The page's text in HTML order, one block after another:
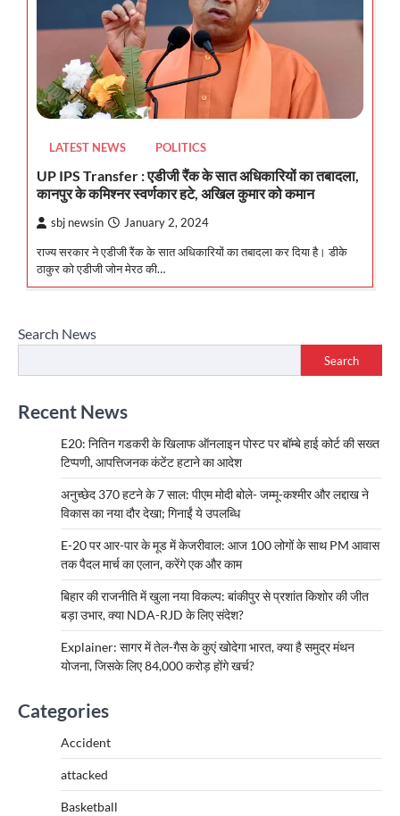
LATEST NEWS POLITICS
UP IPS Transfer : एडीजी रैंक के सात अधिकारियों का तबादला,
कानपुर के कमिश्नर स्वर्णकार हटे, अखिल कुमार को कमान
sbj newsin January 2, 2024
राज्य सरकार ने एडीजी रैंक के सात अधिकारियों का तबादला कर दिया है। डीके
ठाकुर को एडीजी जोन मेरठ की…
Search News
Search
Recent News
E20: नितिन गडकरी के खिलाफ ऑनलाइन पोस्ट पर बॉम्बे हाई कोर्ट की सख्त
टिप्पणी, आपत्तिजनक कंटेंट हटाने का आदेश
अनुच्छेद 370 हटने के 7 साल: पीएम मोदी बोले- जम्मू-कश्मीर और लद्दाख ने
विकास का नया दौर देखा; गिनाईं ये उपलब्धि
E-20 पर आर-पार के मूड में केजरीवाल: आज 100 लोगों के साथ PM आवास
तक पैदल मार्च का एलान, करेंगे एक और काम
बिहार की राजनीति में खुला नया विकल्प: बांकीपुर से प्रशांत किशोर की जीत
बड़ा उभार, क्या NDA-RJD के लिए संदेश?
Explainer: सागर में तेल-गैस के कुएं खोदेगा भारत, क्या है समुद्र मंथन
योजना, जिसके लिए 84,000 करोड़ होंगे खर्च?
Categories
Accident
attacked
Basketball